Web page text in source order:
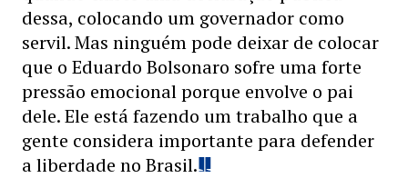
dessa, colocando um governador como
servil. Mas ninguém pode deixar de colocar
que o Eduardo Bolsonaro sofre uma forte
pressão emocional porque envolve o pai
dele. Ele está fazendo um trabalho que a
gente considera importante para defender
a liberdade no Brasil.